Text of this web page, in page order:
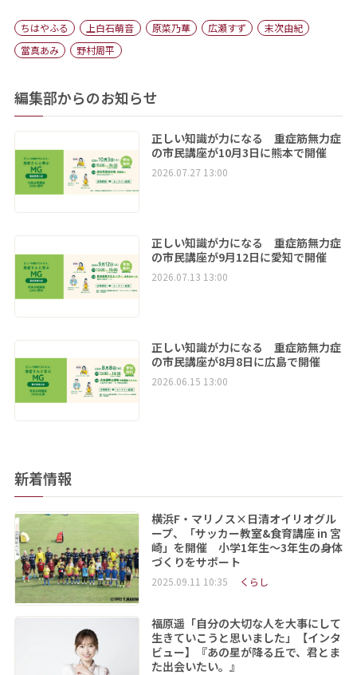
ちはやふる 上白石萌音 原菜乃華 広瀬すず
末次由紀
當真あみ
野村周平
編集部からのお知らせ
正しい知識が力になる 重症筋無力症
の市民講座が10月3日に熊本で開催
2026.07.27 13:00
正しい知識が力になる 重症筋無力症
の市民講座が9月12日に愛知で開催
2026.07.13 13:00
正しい知識が力になる 重症筋無力症
の市民講座が8月8日に広島で開催
2026.06.15 13:00
新着情報
横浜F・マリノス×日清オイリオグル
ープ、「サッカー教室&食育講座 in 宮
崎」を開催 小学1年生～3年生の身体
づくりをサポート
2025.09.11 10:35 くらし
福原遥「自分の大切な人を大事にして
生きていこうと思いました」【インタ
ビュー】『あの星が降る丘で、君とま
た出会いたい。』